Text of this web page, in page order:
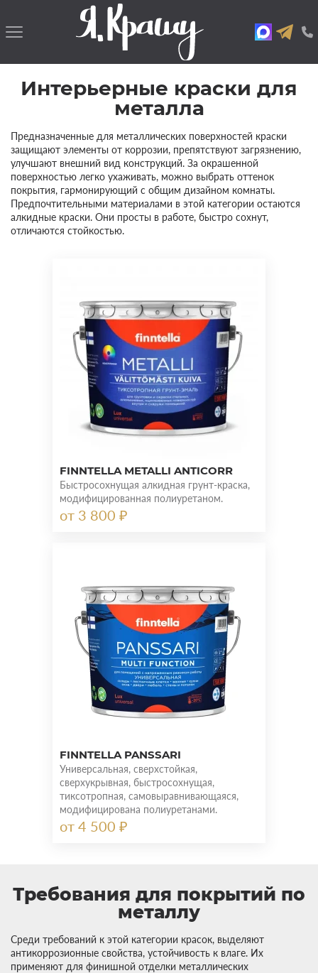
Интерьерные краски для
металла
Предназначенные для металлических поверхностей краски
защищают элементы от коррозии, препятствуют загрязнению,
улучшают внешний вид конструкций. За окрашенной
поверхностью легко ухаживать, можно выбрать оттенок
покрытия, гармонирующий с общим дизайном комнаты.
Предпочтительными материалами в этой категории остаются
алкидные краски. Они просты в работе, быстро сохнут,
отличаются стойкостью.
FINNTELLA METALLI ANTICORR
Быстросохнущая алкидная грунт-краска,
модифицированная полиуретаном.
от 3 800 ₽
FINNTELLA PANSSARI
Универсальная, сверхстойкая,
сверхукрывная, быстросохнущая,
тиксотропная, самовыравнивающаяся,
модифицирована полиуретанами.
от 4 500 ₽
Требования для покрытий по
металлу
Среди требований к этой категории красок, выделяют
антикоррозионные свойства, устойчивость к влаге. Их
применяют для финишной отделки металлических